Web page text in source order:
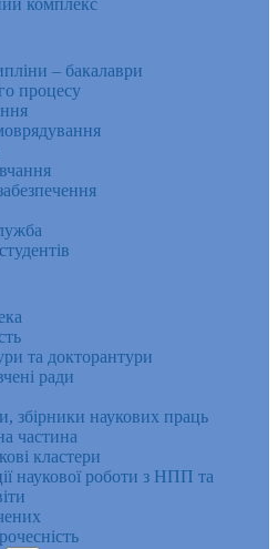
комплекс
– бакалаври
процесу
та докторантури
ради
збірники наукових праць
частина
кластери
наукової роботи з НПП та